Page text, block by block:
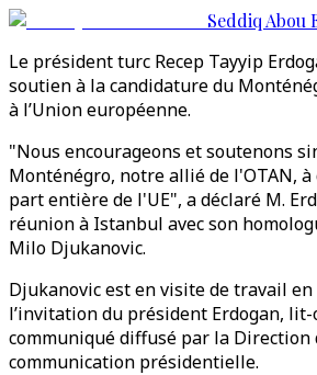
Seddiq Abou
Le président turc Recep Tayyip
soutien à la candidature du
à l’Union européenne.
"Nous encourageons et soutenons
Monténégro, notre allié de l'OTAN,
part entière de l'UE", a déclaré M.
réunion à Istanbul avec son
Milo Djukanovic.
Djukanovic est en visite de travail
l’invitation du président Erdogan,
communiqué diffusé par la Direction
communication présidentielle.